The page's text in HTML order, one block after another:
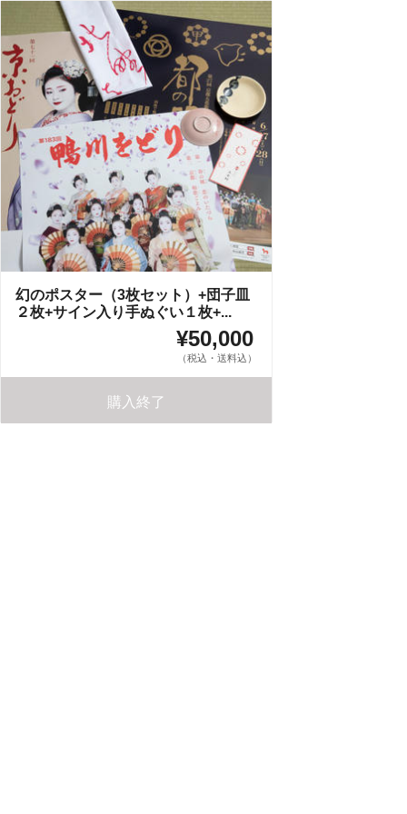
幻のポスター（3枚セット）+団子皿
２枚+サイン入り手ぬぐい１枚+...
¥50,000
（税込・送料込）
購入終了